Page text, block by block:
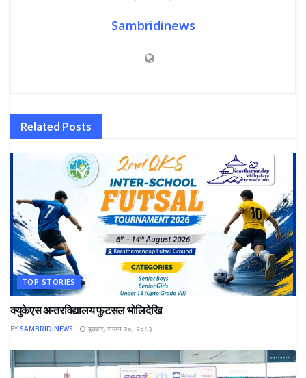
Sambridinews
Related Posts
TOP STORIES
क्युकेएस अन्तरविद्यालय फुटसल भोलिदेखि
BY SAMBRIDINEWS बुधबार, साउन २०, २०८३